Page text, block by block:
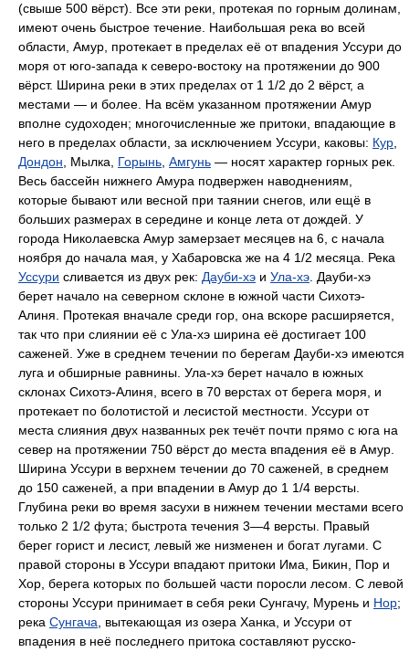
(свыше 500 вёрст). Все эти реки, протекая по горным долинам,
имеют очень быстрое течение. Наибольшая река во всей
области, Амур, протекает в пределах её от впадения Уссури до
моря от юго-запада к северо-востоку на протяжении до 900
вёрст. Ширина реки в этих пределах от 1 1/2 до 2 вёрст, а
местами — и более. На всём указанном протяжении Амур
вполне судоходен; многочисленные же притоки, впадающие в
него в пределах области, за исключением Уссури, каковы: Кур,
Дондон, Мылка, Горынь, Амгунь — носят характер горных рек.
Весь бассейн нижнего Амура подвержен наводнениям,
которые бывают или весной при таянии снегов, или ещё в
больших размерах в середине и конце лета от дождей. У
города Николаевска Амур замерзает месяцев на 6, с начала
ноября до начала мая, у Хабаровска же на 4 1/2 месяца. Река
Уссури сливается из двух рек: Дауби-хэ и Ула-хэ. Дауби-хэ
берет начало на северном склоне в южной части Сихотэ-
Алиня. Протекая вначале среди гор, она вскоре расширяется,
так что при слиянии её с Ула-хэ ширина её достигает 100
саженей. Уже в среднем течении по берегам Дауби-хэ имеются
луга и обширные равнины. Ула-хэ берет начало в южных
склонах Сихотэ-Алиня, всего в 70 верстах от берега моря, и
протекает по болотистой и лесистой местности. Уссури от
места слияния двух названных рек течёт почти прямо с юга на
север на протяжении 750 вёрст до места впадения её в Амур.
Ширина Уссури в верхнем течении до 70 саженей, в среднем
до 150 саженей, а при впадении в Амур до 1 1/4 версты.
Глубина реки во время засухи в нижнем течении местами всего
только 2 1/2 фута; быстрота течения 3—4 версты. Правый
берег горист и лесист, левый же низменен и богат лугами. С
правой стороны в Уссури впадают притоки Има, Бикин, Пор и
Хор, берега которых по большей части поросли лесом. С левой
стороны Уссури принимает в себя реки Сунгачу, Мурень и Нор;
река Сунгача, вытекающая из озера Ханка, и Уссури от
впадения в неё последнего притока составляют русско-